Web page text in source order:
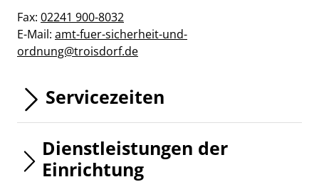
Fax: 02241 900-8032
E-Mail: amt-fuer-sicherheit-und-
ordnung@troisdorf.de
Servicezeiten
Dienstleistungen der
Einrichtung